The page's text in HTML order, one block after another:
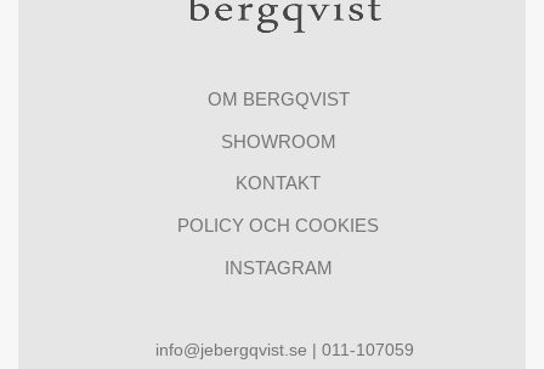
OM BERGQVIST
SHOWROOM
KONTAKT
POLICY OCH COOKIES
INSTAGRAM
info@jebergqvist.se | 011-107059